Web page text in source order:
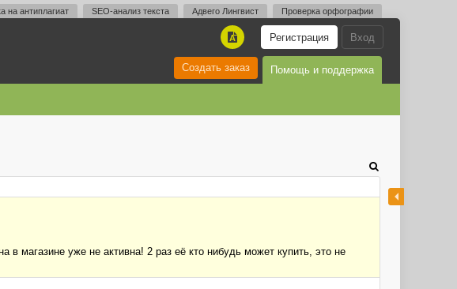
на антиплагиат SEO-анализ текста Адвего Лингвист Проверка орфографии
Вход
Регистрация
A
Помощь и поддержка
Создать заказ
магазине уже не активна! 2 раз её кто нибудь может купить, это не